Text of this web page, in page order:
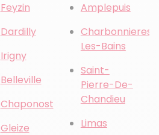
Feyzin
Dardilly
Irigny
Belleville
Chaponost
Gleize
Amplepuis
Charbonnieres-
Les-Bains
Saint-
Pierre-De-
Chandieu
Limas